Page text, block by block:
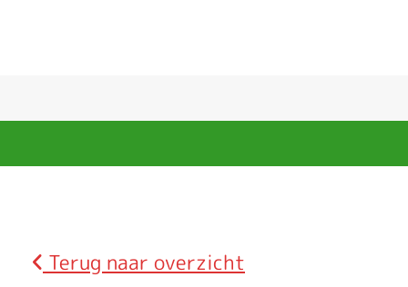
Terug naar overzicht